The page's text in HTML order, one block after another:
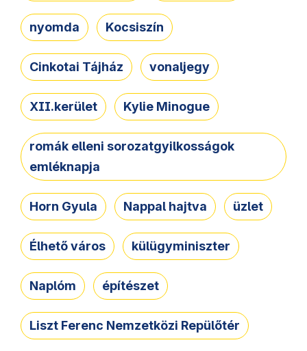
nyomda Kocsiszín
Cinkotai Tájház vonaljegy
XII.kerület Kylie Minogue
romák elleni sorozatgyilkosságok
emléknapja
Horn Gyula Nappal hajtva üzlet
Élhető város külügyminiszter
Naplóm építészet
Liszt Ferenc Nemzetközi Repülőtér